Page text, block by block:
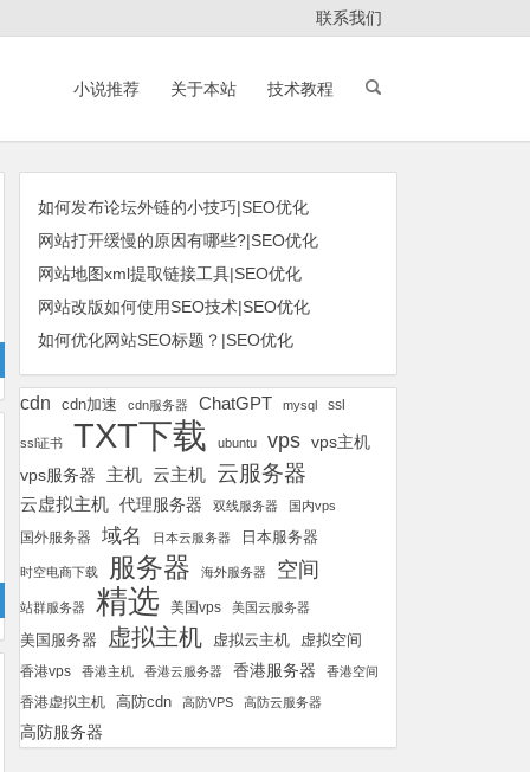
联系我们
小说推荐 关于本站 技术教程
如何发布论坛外链的小技巧|SEO优化
网站打开缓慢的原因有哪些?|SEO优化
网站地图xml提取链接工具|SEO优化
网站改版如何使用SEO技术|SEO优化
如何优化网站SEO标题？|SEO优化
cdn cdn加速 cdn服务器 ChatGPT mysql ssl
ssl证书 TXT下载 ubuntu vps vps主机
vps服务器
主机 云主机 云服务器
云虚拟主机 代理服务器 双线服务器 国内vps
国外服务器 域名 日本云服务器 日本服务器
时空电商下载 服务器 海外服务器 空间
站群服务器 精选 美国vps 美国云服务器
美国服务器 虚拟主机 虚拟云主机 虚拟空间
香港vps 香港主机 香港云服务器 香港服务器 香港空间
香港虚拟主机 高防cdn 高防VPS 高防云服务器
高防服务器